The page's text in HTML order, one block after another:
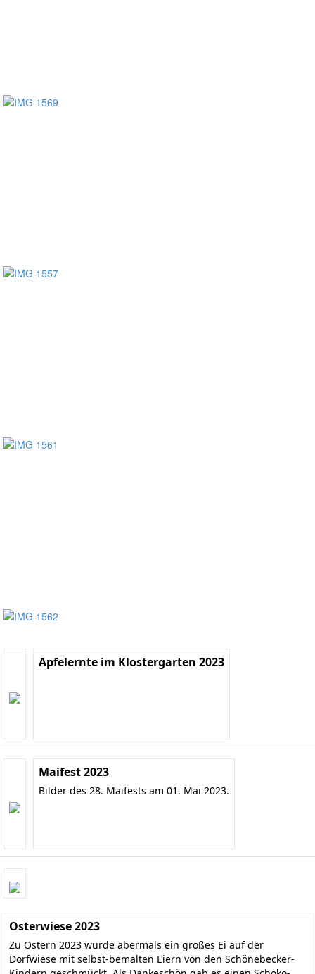
Apfelernte im Klostergarten 2023
Maifest 2023
Bilder des 28. Maifests am 01. Mai 2023.
Osterwiese 2023
Zu Ostern 2023 wurde abermals ein großes Ei auf der
Dorfwiese mit selbst-bemalten Eiern von den Schönebecker-